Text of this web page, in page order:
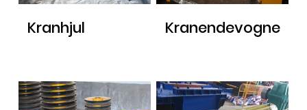
Kranhjul Kranendevogne